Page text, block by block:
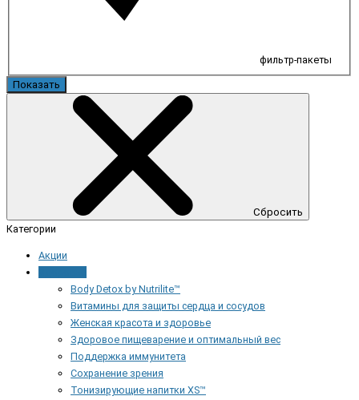
фильтр-пакеты
Показать
Сбросить
Категории
Акции
Body Detox by Nutrilite™
Витамины для защиты сердца и сосудов
Женская красота и здоровье
Здоровое пищеварение и оптимальный вес
Поддержка иммунитета
Сохранение зрения
Тонизирующие напитки XS™